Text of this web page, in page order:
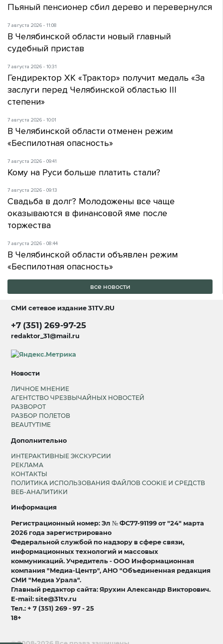
Пьяный пенсионер сбил дерево и перевернулся
7 августа 2026 - 11:08
В Челябинской области новый главный
судебный пристав
7 августа 2026 - 10:31
Гендиректор ХК «Трактор» получит медаль «За
заслуги перед Челябинской областью III
степени»
7 августа 2026 - 10:01
В Челябинской области отменен режим
«Беспилотная опасность»
7 августа 2026 - 09:41
Кому на Руси больше платить стали?
7 августа 2026 - 09:13
Свадьба в долг? Молодожены все чаще
оказываются в финансовой яме после
торжества
7 августа 2026 - 08:44
В Челябинской области объявлен режим
«Беспилотная опасность»
все новости
СМИ сетевое издание31TV.RU
+7 (351) 269-97-25
redaktor_31@mail.ru
Новости
ЛИЧНОЕ МНЕНИЕ
АГЕНТСТВО ЧРЕЗВЫЧАЙНЫХ НОВОСТЕЙ
РАЗВОРОТ
РАЗБОР ПОЛЕТОВ
BEAUTYTIME
Дополнительно
ИНТЕРАКТИВНЫЕ ЭКСКУРСИИ
РЕКЛАМА
КОНТАКТЫ
ПОЛИТИКА ИСПОЛЬЗОВАНИЯ ФАЙЛОВ COOKIE И СРЕДСТВ
ВЕБ-АНАЛИТИКИ
Информация
Регистрационный номер: Эл № ФС77-91199 от "24" марта
2026 года зарегистрировано
Федеральной службой по надзору в сфере связи,
информационных технологий и массовых
коммуникаций. Учредитель - ООО Информационная
компания "Медиа-Центр", АНО "Объединенная редакция
СМИ "Медиа Урала".
Главный редактор сайта: Ярухин Александр Викторович.
E-mail: site@31tv.ru
Тел.: + 7 (351) 269 - 97 - 25
18+